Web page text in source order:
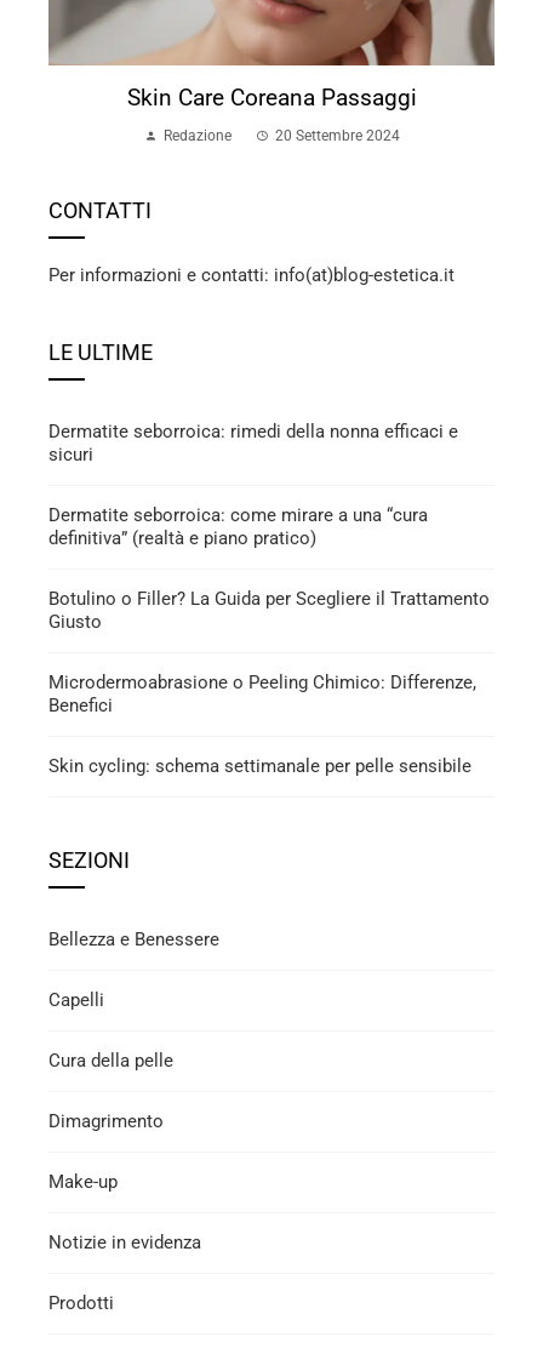
Skin Care Coreana Passaggi
Redazione 20 Settembre 2024
CONTATTI
Per informazioni e contatti: info(at)blog-estetica.it
LE ULTIME
Dermatite seborroica: rimedi della nonna efficaci e
sicuri
Dermatite seborroica: come mirare a una “cura
definitiva” (realtà e piano pratico)
Botulino o Filler? La Guida per Scegliere il Trattamento
Giusto
Microdermoabrasione o Peeling Chimico: Differenze,
Benefici
Skin cycling: schema settimanale per pelle sensibile
SEZIONI
Bellezza e Benessere
Capelli
Cura della pelle
Dimagrimento
Make-up
Notizie in evidenza
Prodotti